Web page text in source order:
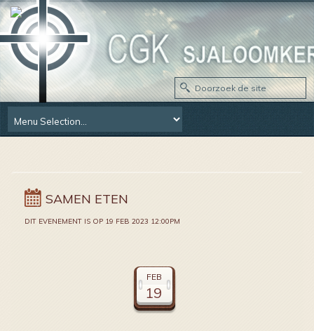
SAMEN ETEN
DIT EVENEMENT IS OP 19 FEB 2023 12:00PM
FEB
19